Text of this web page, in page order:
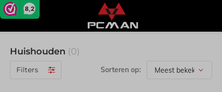
8,2
Huishouden (0)
Filters Sorteren op: